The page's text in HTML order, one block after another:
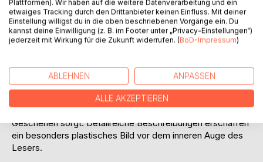
Oma auf dem Land. Dort lernt sie eine Elfe kennen und reist
mit ihr in das Zauberland der Feen und Elfen. Als ein
Baukonzern auf der Elfenwiese ein Einkaufszentrum bauen
wird. Wird ihnen das gelingen?
Eine kleine Geschichte die mit spaßigen Dialogen und
Bildern für Lebendigkeit und besondere Nähe zum
Geschehen sorgt. Detailreiche Beschreibungen erschaffen
ein besonders plastisches Bild vor dem inneren Auge des
Lesers.
Plattformen). Wir haben auf die weitere Datenverarbeitung und ein
etwaiges Tracking durch den Drittanbieter keinen Einfluss. Mit deiner
Einstellung willigst du in die oben beschriebenen Vorgänge ein. Du
kannst deine Einwilligung (z. B. im Footer unter „Privacy-Einstellungen“)
jederzeit mit Wirkung für die Zukunft widerrufen. (BoD-Impressum)
ABLEHNEN ANPASSEN
ALLE AKZEPTIEREN